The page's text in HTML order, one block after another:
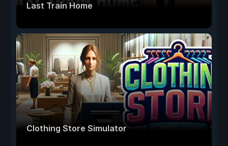
Last Train Home
Clothing Store Simulator